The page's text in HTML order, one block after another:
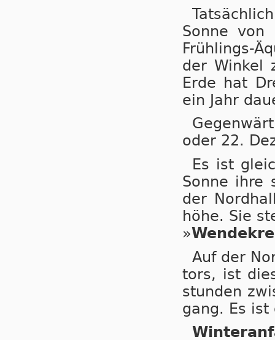
Son­ne von
Früh­lings-
der Win­kel
Er­de hat
ein Jahr
oder 22.
Es ist
Son­ne ih­re
der
hö­he. Sie
»
Auf der
tors, ist
stun­den
gang. Es ist